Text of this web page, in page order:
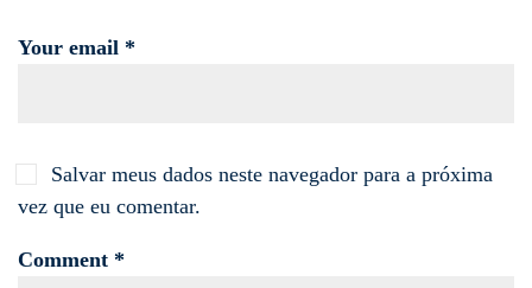
Your email *
Salvar meus dados neste navegador para a próxima
vez que eu comentar.
Comment *